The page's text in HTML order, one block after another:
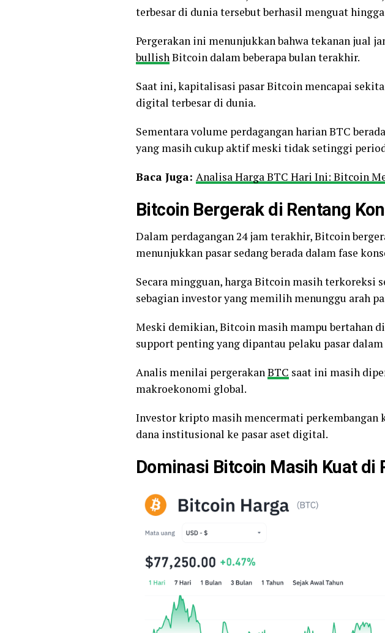
terbesar di dunia tersebut berhasil menguat hingga
Pergerakan ini menunjukkan bahwa tekanan jual
bullishBitcoin dalam beberapa bulan terakhir.
Saat ini, kapitalisasi pasar Bitcoin mencapai
digital terbesar di dunia.
Sementara volume perdagangan harian BTC
yang masih cukup aktif meski tidak setinggi
Baca Juga: Analisa Harga BTC Hari Ini: Bitcoin
Bitcoin Bergerak di Rentang
Dalam perdagangan 24 jam terakhir, Bitcoin
menunjukkan pasar sedang berada dalam fase
Secara mingguan, harga Bitcoin masih terkoreksi
sebagian investor yang memilih menunggu arah
Meski demikian, Bitcoin masih mampu bertahan
support penting yang dipantau pelaku pasar
Analis menilai pergerakanBTC saat ini masih
makroekonomi global.
Investor kripto masih mencermati perkembangan
dana institusional ke pasar aset digital.
Dominasi Bitcoin Masih Kuat di